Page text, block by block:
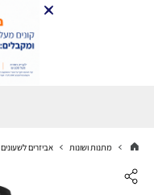
מתנות ושונות אביזרים לשעונים